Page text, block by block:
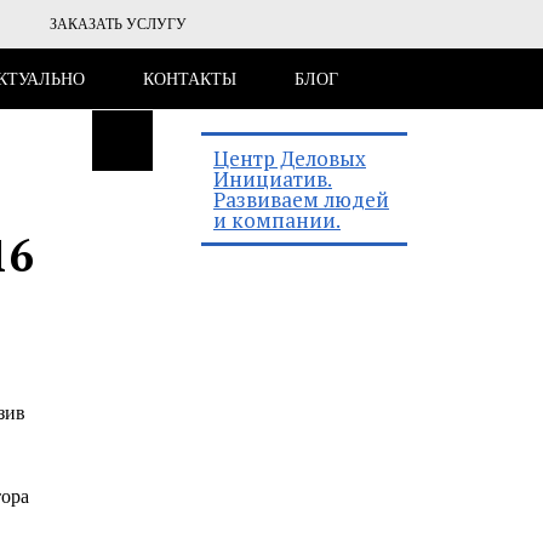
ЗАКАЗАТЬ УСЛУГУ
КОНТАКТЫ БЛОГ
Центр Деловых
Инициатив.
Развиваем людей
и компании.